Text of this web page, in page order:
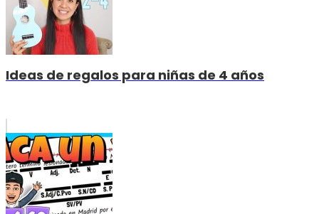
Ideas de regalos para niñas de 4 años